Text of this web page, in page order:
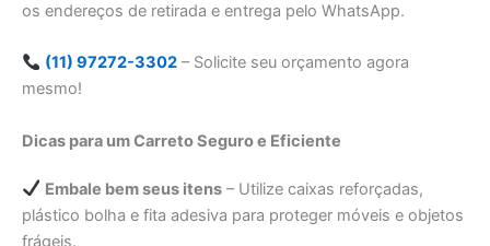
os endereços de retirada e entrega pelo WhatsApp.
(11) 97272-3302– Solicite seu orçamento agora
mesmo!
Dicas para um Carreto Seguro e Eficiente
Embale bem seus itens– Utilize caixas reforçadas,
plástico bolha e fita adesiva para proteger móveis e objetos
frágeis.